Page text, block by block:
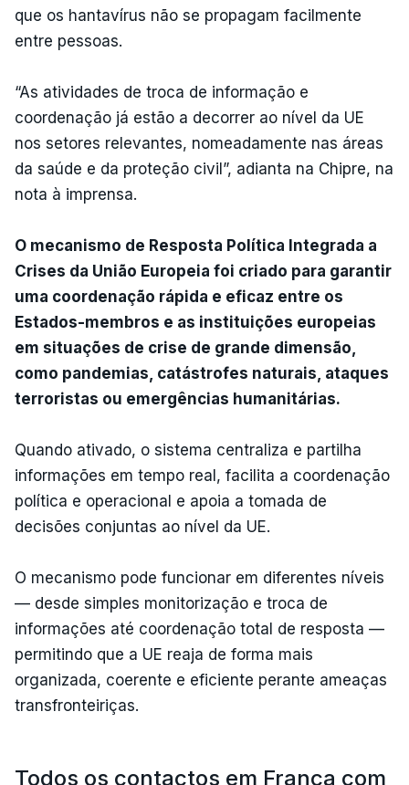
que os hantavírus não se propagam facilmente
entre pessoas.
“As atividades de troca de informação e
coordenação já estão a decorrer ao nível da UE
nos setores relevantes, nomeadamente nas áreas
da saúde e da proteção civil”, adianta na Chipre, na
nota à imprensa.
O mecanismo de Resposta Política Integrada a
Crises da União Europeia foi criado para garantir
uma coordenação rápida e eficaz entre os
Estados-membros e as instituições europeias
em situações de crise de grande dimensão,
como pandemias, catástrofes naturais, ataques
terroristas ou emergências humanitárias.
Quando ativado, o sistema centraliza e partilha
informações em tempo real, facilita a coordenação
política e operacional e apoia a tomada de
decisões conjuntas ao nível da UE.
O mecanismo pode funcionar em diferentes níveis
— desde simples monitorização e troca de
informações até coordenação total de resposta —
permitindo que a UE reaja de forma mais
organizada, coerente e eficiente perante ameaças
transfronteiriças.
Todos os contactos em França com